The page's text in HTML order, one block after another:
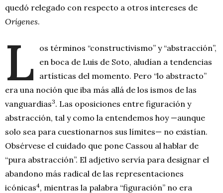
quedó relegado con respecto a otros intereses de
Orígenes.
L
os términos “constructivismo” y “abstracción”,
en boca de Luis de Soto, aludían a tendencias
artísticas del momento. Pero “lo abstracto”
era una noción que iba más allá de los ismos de las
vanguardias3. Las oposiciones entre figuración y
abstracción, tal y como la entendemos hoy —aunque
solo sea para cuestionarnos sus límites— no existían.
Obsérvese el cuidado que pone Cassou al hablar de
“pura abstracción”. El adjetivo servía para designar el
abandono más radical de las representaciones
icónicas4, mientras la palabra “figuración” no era